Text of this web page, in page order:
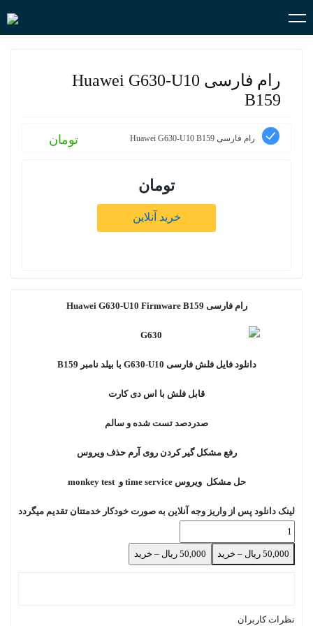
رام فارسی Huawei G630-U10
B159
رام فارسی Huawei G630-U10 B159 تومان
تومان
خرید آنلاین
رام فارسی Huawei G630-U10 Firmware B159
دانلود فایل فلش فارسی G630-U10 با بیلد نامبر B159
قابل فلش با اس دی کارت
صدردصد تست شده و سالم
رفع مشکل گیر کردن روی آرم حذف ویروس
حل مشکل ویروس time service و monkey test
لینک دانلود پس از واریز وجه آنلاین به صورت خودکار خدمتتان تقدیم میگردد
50,000 ریال – خرید
نظرات کاربران